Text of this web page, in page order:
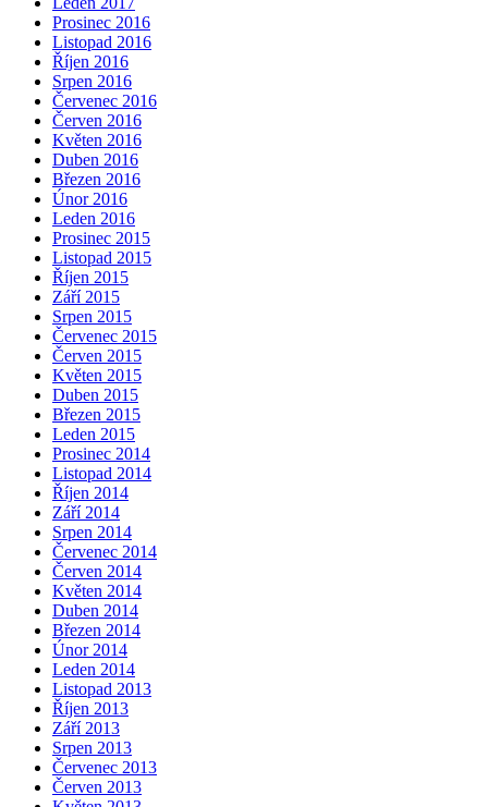
Prosinec 2016
Listopad 2016
Říjen 2016
Srpen 2016
Červenec 2016
Červen 2016
Květen 2016
Duben 2016
Březen 2016
Únor 2016
Leden 2016
Prosinec 2015
Listopad 2015
Říjen 2015
Září 2015
Srpen 2015
Červenec 2015
Červen 2015
Květen 2015
Duben 2015
Březen 2015
Leden 2015
Prosinec 2014
Listopad 2014
Říjen 2014
Září 2014
Srpen 2014
Červenec 2014
Červen 2014
Květen 2014
Duben 2014
Březen 2014
Únor 2014
Leden 2014
Listopad 2013
Říjen 2013
Září 2013
Srpen 2013
Červenec 2013
Červen 2013